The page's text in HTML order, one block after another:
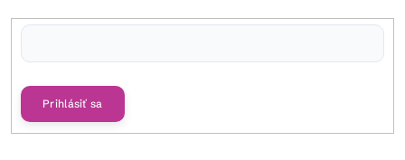
Prihlásiť sa